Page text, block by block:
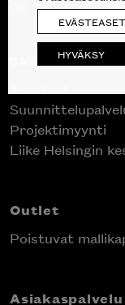
09 612 9440|
Skanno
Projektimyynti
Liike Helsingin
Outlet
Poistuvat
Asiakaspalvelu
HYVÄKSY